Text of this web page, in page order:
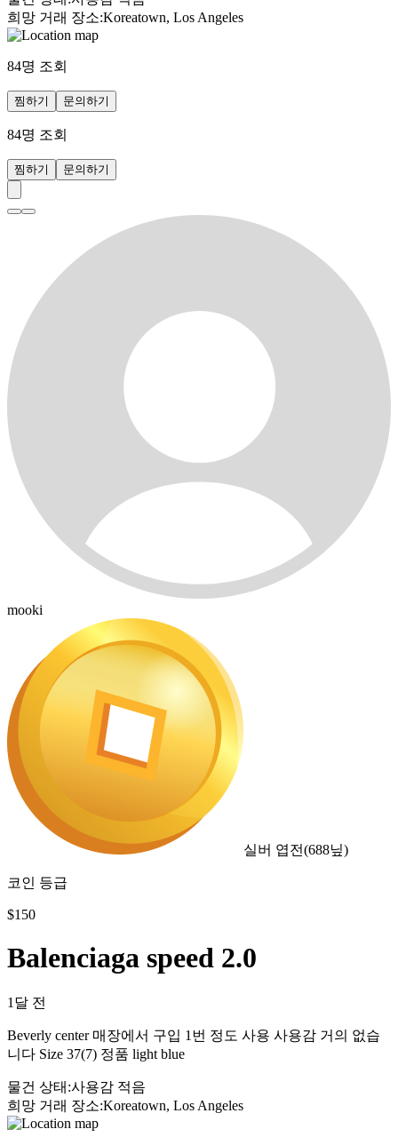
희망 거래 장소:Koreatown, Los Angeles
84명 조회
찜하기 문의하기
84명 조회
찜하기 문의하기
mooki
실버 엽전(688닢)
코인 등급
$150
Balenciaga speed 2.0
1달 전
Beverly center 매장에서 구입 1번 정도 사용 사용감 거의 없습
니다 Size 37(7) 정품 light blue
물건 상태 :사용감 적음
희망 거래 장소:Koreatown, Los Angeles